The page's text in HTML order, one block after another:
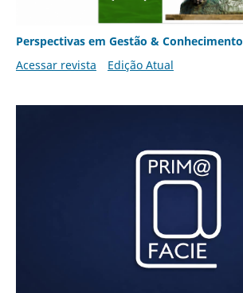
Perspectivas em Gestão & Conhecimento
Acessar revista
Edição Atual